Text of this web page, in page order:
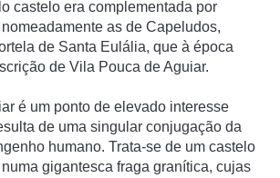
castelo era complementada por
as de Capeludos,
de Santa Eulália, que à época
de Vila Pouca de Aguiar.
é um ponto de elevado interesse
de uma singular conjugação da
humano. Trata-se de um castelo
gigantesca fraga granítica, cujas